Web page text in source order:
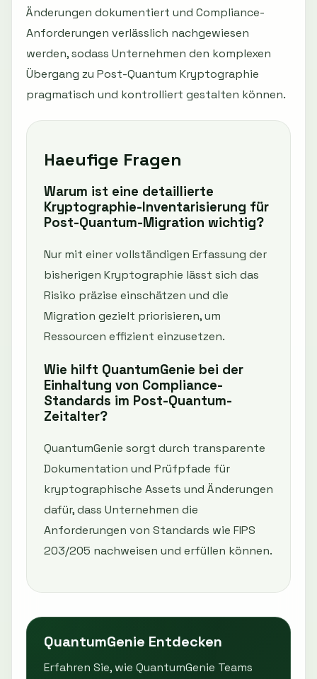
Änderungen dokumentiert und Compliance-
Anforderungen verlässlich nachgewiesen
werden, sodass Unternehmen den komplexen
Übergang zu Post-Quantum Kryptographie
pragmatisch und kontrolliert gestalten können.
Haeufige Fragen
Warum ist eine detaillierte
Kryptographie-Inventarisierung für
Post-Quantum-Migration wichtig?
Nur mit einer vollständigen Erfassung der
bisherigen Kryptographie lässt sich das
Risiko präzise einschätzen und die
Migration gezielt priorisieren, um
Ressourcen effizient einzusetzen.
Wie hilft QuantumGenie bei der
Einhaltung von Compliance-
Standards im Post-Quantum-
Zeitalter?
QuantumGenie sorgt durch transparente
Dokumentation und Prüfpfade für
kryptographische Assets und Änderungen
dafür, dass Unternehmen die
Anforderungen von Standards wie FIPS
203/205 nachweisen und erfüllen können.
QuantumGenie Entdecken
Erfahren Sie, wie QuantumGenie Teams